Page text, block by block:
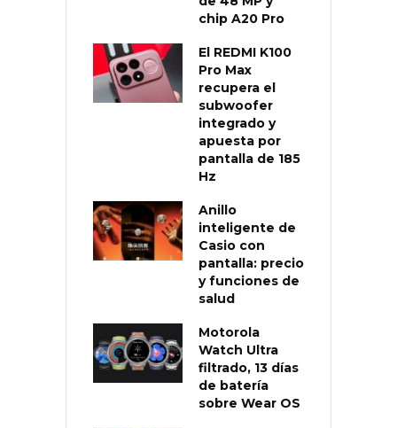
chip A20 Pro
El REDMI K100
Pro Max
recupera el
subwoofer
integrado y
apuesta por
pantalla de 185
Hz
Anillo
inteligente de
Casio con
pantalla: precio
y funciones de
salud
Motorola
Watch Ultra
filtrado, 13 días
de batería
sobre Wear OS